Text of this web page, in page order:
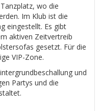
wo die
Im Klub ist die
eingestellt. Es gibt
aktiven Zeitvertreib
gesetzt. Für die
VIP-Zone.
und
Partys und die